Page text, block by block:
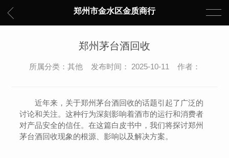
郑州市金水区金质商行
郑州茅台酒回收
所属分类：其他 发布时间： 2025-10-11 作者：
近年来，关于郑州茅台酒回收的话题引起了广泛的
讨论和关注。这种行为深刻影响着酒市的运行和消费者
对产品安全的信任。在这篇白皮书中，我们将探讨郑州
茅台酒回收现象的根源、影响以及解决方案。